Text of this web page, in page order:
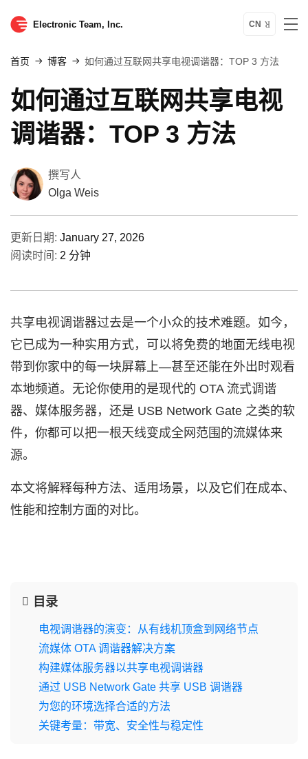
Electronic Team, Inc. CN
首页 博客 如何通过互联网共享电视调谐器：TOP 3 方法
如何通过互联网共享电视
调谐器：TOP 3 方法
撰写人
Olga Weis
更新日期: January 27, 2026
阅读时间: 2 分钟
共享电视调谐器过去是一个小众的技术难题。如今，
它已成为一种实用方式，可以将免费的地面无线电视
带到你家中的每一块屏幕上—甚至还能在外出时观看
本地频道。无论你使用的是现代的 OTA 流式调谐
器、媒体服务器，还是 USB Network Gate 之类的软
件，你都可以把一根天线变成全网范围的流媒体来
源。
本文将解释每种方法、适用场景，以及它们在成本、
性能和控制方面的对比。
目录
电视调谐器的演变：从有线机顶盒到网络节点
流媒体 OTA 调谐器解决方案
构建媒体服务器以共享电视调谐器
通过 USB Network Gate 共享 USB 调谐器
为您的环境选择合适的方法
关键考量：带宽、安全性与稳定性